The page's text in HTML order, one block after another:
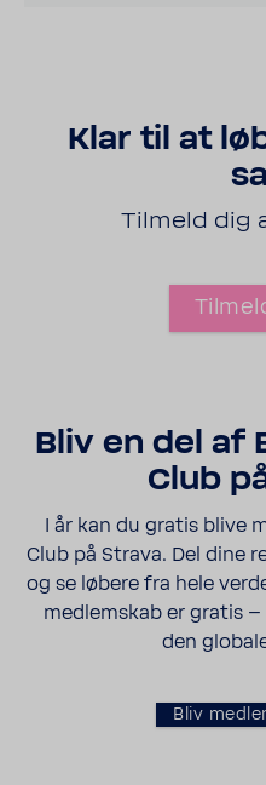
Klar til at
Tilmeld dig
Bliv en del af
Club
I år kan du gratis blive
Club på Strava. Del dine
og se løbere fra hele
medlem­skab er gratis
den
Bliv